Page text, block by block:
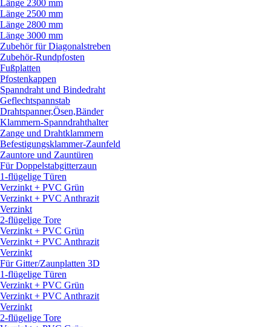
Länge 2300 mm
Länge 2500 mm
Länge 2800 mm
Länge 3000 mm
Zubehör für Diagonalstreben
Zubehör-Rundpfosten
Fußplatten
Pfostenkappen
Spanndraht und Bindedraht
Geflechtspannstab
Drahtspanner,Ösen,Bänder
Klammern-Spanndrahthalter
Zange und Drahtklammern
Befestigungsklammer-Zaunfeld
Zauntore und Zauntüren
Für Doppelstabgitterzaun
1-flügelige Türen
Verzinkt + PVC Grün
Verzinkt + PVC Anthrazit
Verzinkt
2-flügelige Tore
Verzinkt + PVC Grün
Verzinkt + PVC Anthrazit
Verzinkt
Für Gitter/Zaunplatten 3D
1-flügelige Türen
Verzinkt + PVC Grün
Verzinkt + PVC Anthrazit
Verzinkt
2-flügelige Tore